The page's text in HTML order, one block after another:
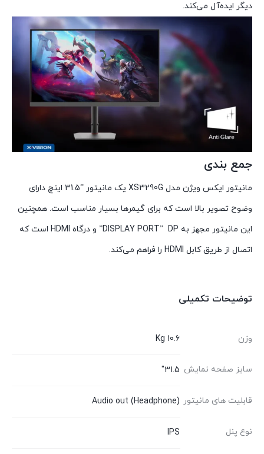
دیگر ایده‌آل می‌کند.
جمع بندی
مانیتور ایکس ویژن مدل XS3290G یک مانیتور ”31.5 اینچ دارای
وضوح تصویر بالا است که برای گیمرها بسیار مناسب است. همچنین
این مانیتور مجهز به DISPLAY PORT” DP” و درگاه HDMI است که
اتصال از طریق کابل HDMI را فراهم می‌کند.
توضیحات تکمیلی
وزن 10.6 Kg
سایز صفحه نمایش 31.5"
قابلیت های مانیتور Audio out (Headphone)
نوع پنل IPS